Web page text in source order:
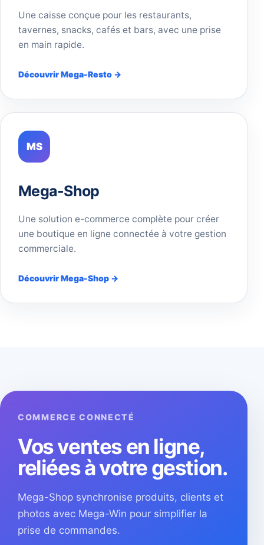
Une caisse conçue pour les restaurants,
tavernes, snacks, cafés et bars, avec une prise
en main rapide.
Découvrir Mega-Resto →
MS
Mega-Shop
Une solution e-commerce complète pour créer
une boutique en ligne connectée à votre gestion
commerciale.
Découvrir Mega-Shop →
COMMERCE CONNECTÉ
Vos ventes en ligne,
reliées à votre gestion.
Mega-Shop synchronise produits, clients et
photos avec Mega-Win pour simplifier la
prise de commandes.